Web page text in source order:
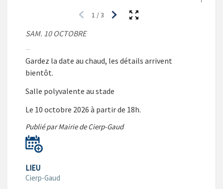
1 /3
SAM. 10 OCTOBRE
Gardez la date au chaud, les détails arrivent
bientôt.
Salle polyvalente au stade
Le 10 octobre 2026 à partir de 18h.
Publié par Mairie de Cierp-Gaud
LIEU
Cierp-Gaud